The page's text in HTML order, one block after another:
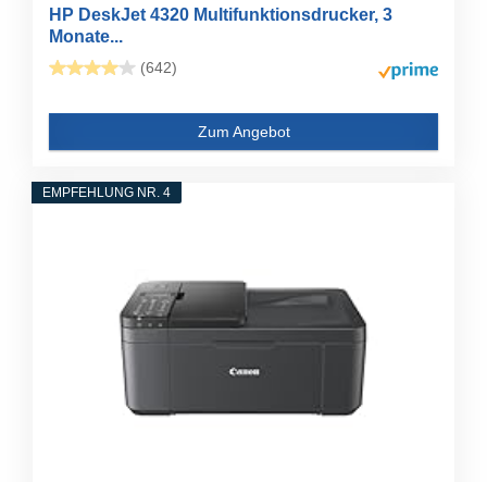
HP DeskJet 4320 Multifunktionsdrucker, 3
Monate...
(642)
Zum Angebot
EMPFEHLUNG NR. 4